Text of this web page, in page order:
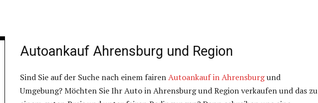
Autoankauf Ahrensburg und Region
Sind Sie auf der Suche nach einem fairenAutoankauf in Ahrensburgund
Umgebung? Möchten Sie Ihr Auto in Ahrensburg und Region verkaufen und das zu